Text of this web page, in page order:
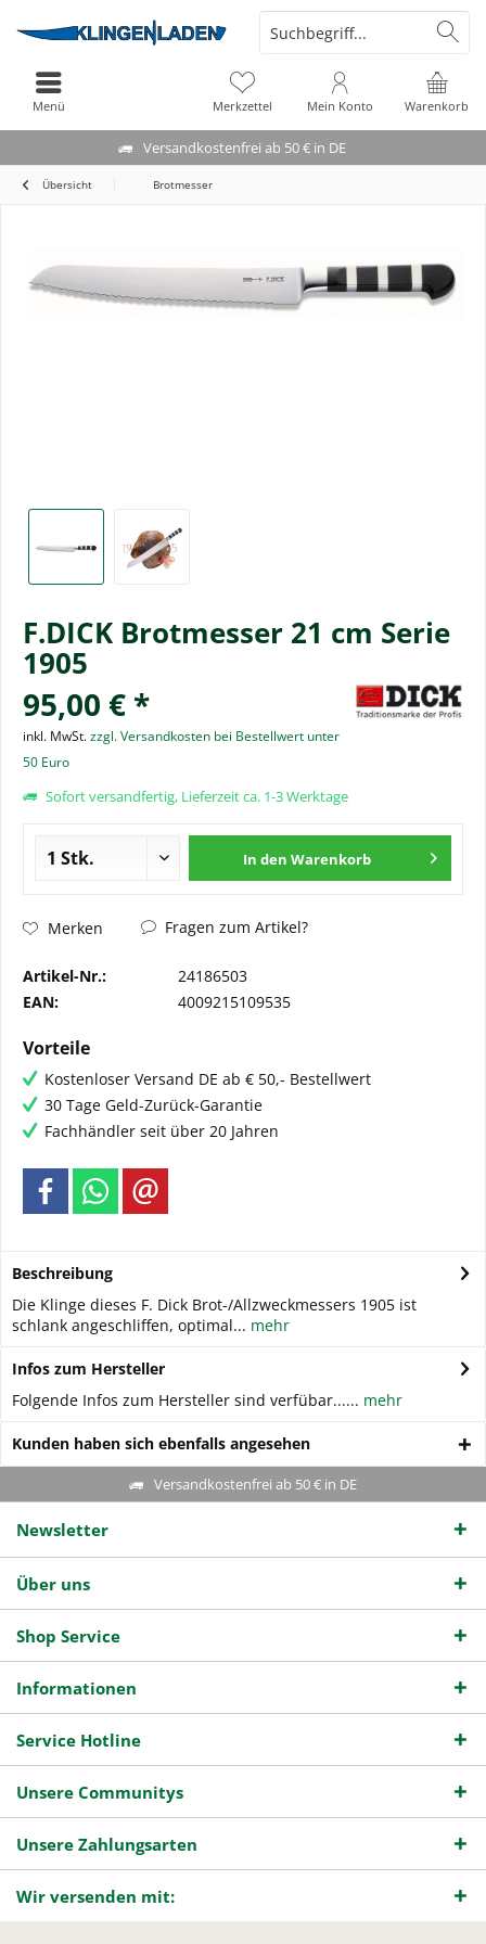
Versandkostenfrei ab 50 € in DE
Warenkorb
Merkzettel Mein Konto
Menü
Übersicht Brotmesser
F.DICK Brotmesser 21 cm Serie
1905
95,00 € *
inkl. MwSt.zzgl. Versandkosten bei Bestellwert unter
50 Euro
Sofort versandfertig, Lieferzeit ca. 1-3 Werktage
In den Warenkorb
Merken Fragen zum Artikel?
Artikel-Nr.:
24186503
EAN:
4009215109535
Vorteile
Kostenloser Versand DE ab € 50,- Bestellwert
30 Tage Geld-Zurück-Garantie
Fachhändler seit über 20 Jahren
Beschreibung
Die Klinge dieses F. Dick Brot-/Allzweckmessers 1905 ist
schlank angeschliffen, optimal... mehr
Infos zum Hersteller
Folgende Infos zum Hersteller sind verfübar...... mehr
Kunden haben sich ebenfalls angesehen
Versandkostenfrei ab 50 € in DE
Newsletter
Über uns
Shop Service
Informationen
Service Hotline
Unsere Communitys
Unsere Zahlungsarten
Wir versenden mit: